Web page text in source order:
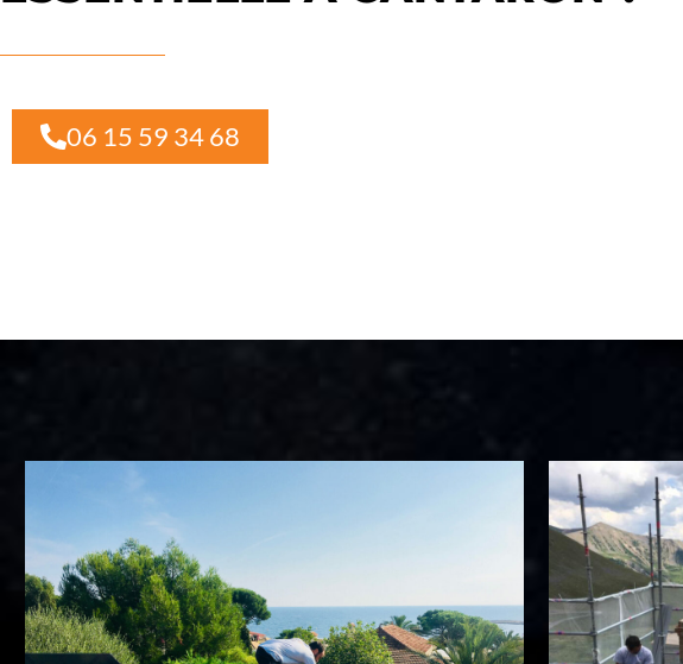
06 15 59 34 68